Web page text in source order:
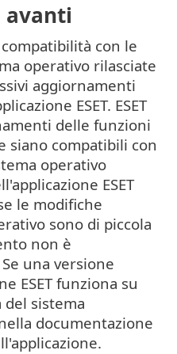
con le
operativo rilasciate
aggiornamenti
ESET. ESET
delle funzioni
siano compatibili con
operativo
ESET
le modifiche
sono di piccola
non è
una versione
ESET funziona su
del sistema
documentazione